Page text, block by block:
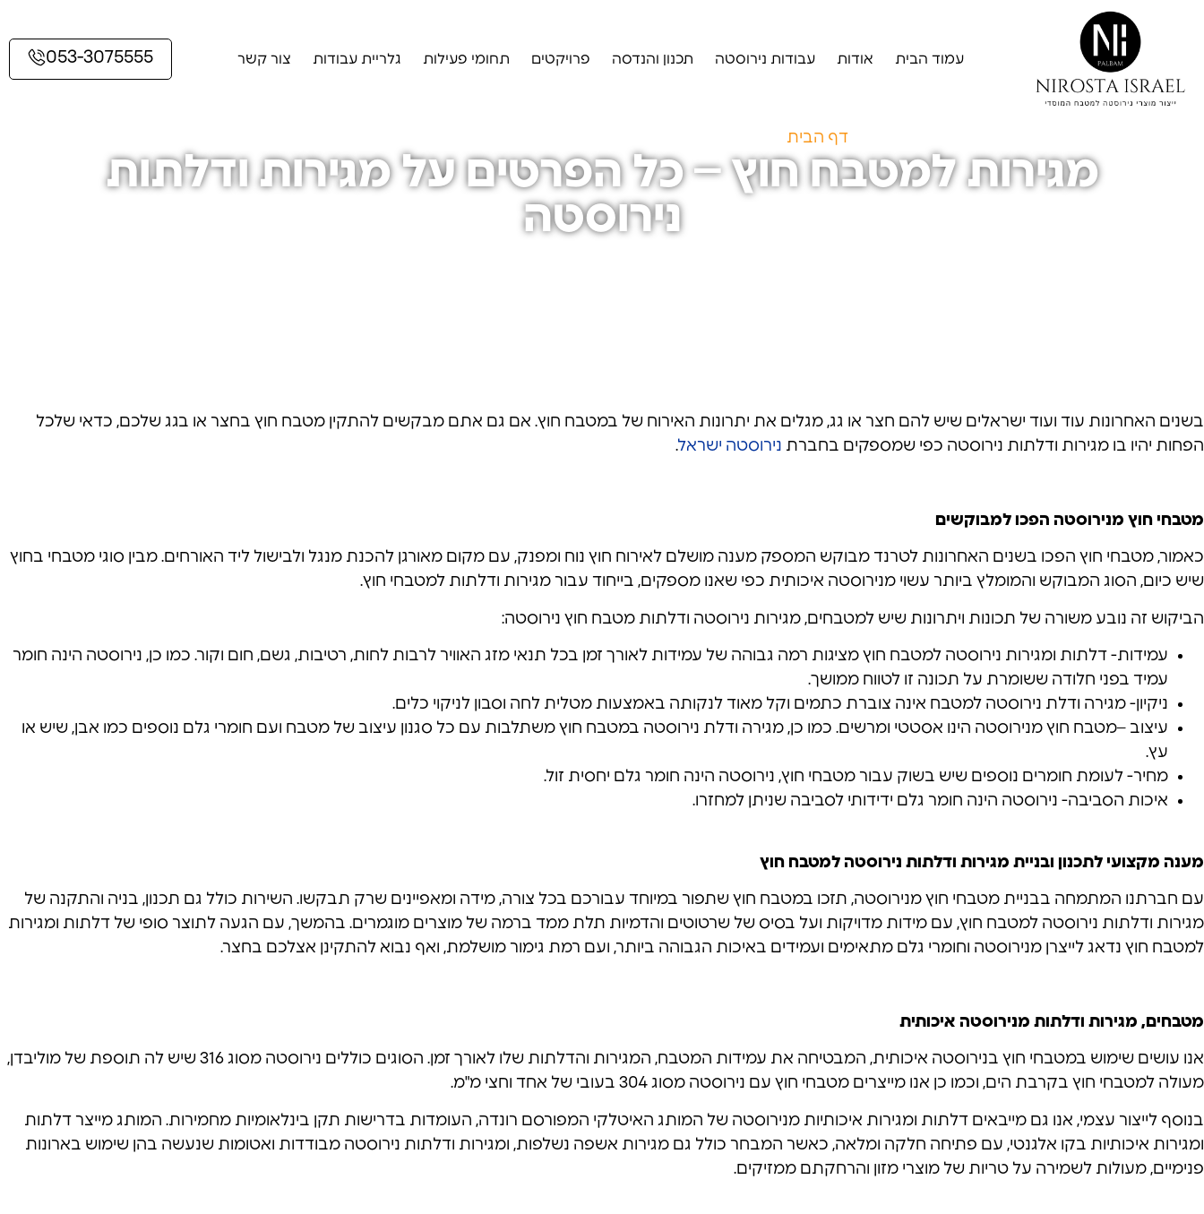
עמוד הבית אודות עבודות נירוסטה תכנון והנדסה פרויקטים תחומי פעילות גלריית עבודות צור קשר 053-3075555
דף הבית
מגירות למטבח חוץ – כל הפרטים על מגירות ודלתות
נירוסטה
בשנים האחרונות עוד ועוד ישראלים שיש להם חצר או גג, מגלים את יתרונות האירוח של במטבח חוץ. אם גם אתם מבקשים להתקין מטבח חוץ בחצר או בגג שלכם, כדאי שלכל
הפחות יהיו בו מגירות ודלתות נירוסטה כפי שמספקים בחברת נירוסטה ישראל.
מטבחי חוץ מנירוסטה הפכו למבוקשים
כאמור, מטבחי חוץ הפכו בשנים האחרונות לטרנד מבוקש המספק מענה מושלם לאירוח חוץ נוח ומפנק, עם מקום מאורגן להכנת מנגל ולבישול ליד האורחים. מבין סוגי מטבחי בחוץ
שיש כיום, הסוג המבוקש והמומלץ ביותר עשוי מנירוסטה איכותית כפי שאנו מספקים, בייחוד עבור מגירות ודלתות למטבחי חוץ.
הביקוש זה נובע משורה של תכונות ויתרונות שיש למטבחים, מגירות נירוסטה ודלתות מטבח חוץ נירוסטה:
עמידות- דלתות ומגירות נירוסטה למטבח חוץ מציגות רמה גבוהה של עמידות לאורך זמן בכל תנאי מזג האוויר לרבות לחות, רטיבות, גשם, חום וקור. כמו כן, נירוסטה הינה חומר
עמיד בפני חלודה ששומרת על תכונה זו לטווח ממושך.
ניקיון- מגירה ודלת נירוסטה למטבח אינה צוברת כתמים וקל מאוד לנקותה באמצעות מטלית לחה וסבון לניקוי כלים.
עיצוב –מטבח חוץ מנירוסטה הינו אסטטי ומרשים. כמו כן, מגירה ודלת נירוסטה במטבח חוץ משתלבות עם כל סגנון עיצוב של מטבח ועם חומרי גלם נוספים כמו אבן, שיש או
עץ.
מחיר- לעומת חומרים נוספים שיש בשוק עבור מטבחי חוץ, נירוסטה הינה חומר גלם יחסית זול.
איכות הסביבה- נירוסטה הינה חומר גלם ידידותי לסביבה שניתן למחזרו.
מענה מקצועי לתכנון ובניית מגירות ודלתות נירוסטה למטבח חוץ
עם חברתנו המתמחה בבניית מטבחי חוץ מנירוסטה, תזכו במטבח חוץ שתפור במיוחד עבורכם בכל צורה, מידה ומאפיינים שרק תבקשו. השירות כולל גם תכנון, בניה והתקנה של
מגירות ודלתות נירוסטה למטבח חוץ, עם מידות מדויקות ועל בסיס של שרטוטים והדמיות תלת ממד ברמה של מוצרים מוגמרים. בהמשך, עם הגעה לתוצר סופי של דלתות ומגירות
למטבח חוץ נדאג לייצרן מנירוסטה וחומרי גלם מתאימים ועמידים באיכות הגבוהה ביותר, ועם רמת גימור מושלמת, ואף נבוא להתקינן אצלכם בחצר.
מטבחים, מגירות ודלתות מנירוסטה איכותית
אנו עושים שימוש במטבחי חוץ בנירוסטה איכותית, המבטיחה את עמידות המטבח, המגירות והדלתות שלו לאורך זמן. הסוגים כוללים נירוסטה מסוג 316 שיש לה תוספת של מוליבדן,
מעולה למטבחי חוץ בקרבת הים, וכמו כן אנו מייצרים מטבחי חוץ עם נירוסטה מסוג 304 בעובי של אחד וחצי מ"מ.
בנוסף לייצור עצמי, אנו גם מייבאים דלתות ומגירות איכותיות מנירוסטה של המותג האיטלקי המפורסם רונדה, העומדות בדרישות תקן בינלאומיות מחמירות. המותג מייצר דלתות
ומגירות איכותיות בקו אלגנטי, עם פתיחה חלקה ומלאה, כאשר המבחר כולל גם מגירות אשפה נשלפות, ומגירות ודלתות נירוסטה מבודדות ואטומות שנעשה בהן שימוש בארונות
פנימיים, מעולות לשמירה על טריות של מוצרי מזון והרחקתם ממזיקים.